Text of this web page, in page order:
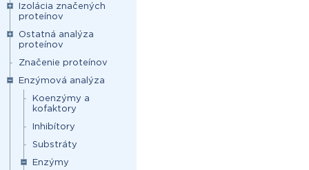
Izolácia značených
proteínov
Ostatná analýza
proteínov
Značenie proteínov
Enzýmová analýza
Koenzýmy a
kofaktory
Inhibítory
Substráty
Enzýmy